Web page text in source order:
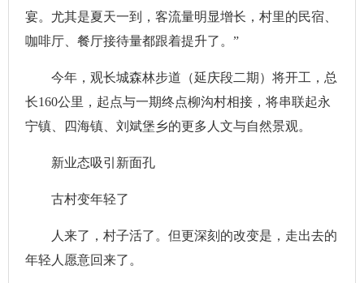
宴。尤其是夏天一到，客流量明显增长，村里的民宿、
咖啡厅、餐厅接待量都跟着提升了。”
今年，观长城森林步道（延庆段二期）将开工，总
长160公里，起点与一期终点柳沟村相接，将串联起永
宁镇、四海镇、刘斌堡乡的更多人文与自然景观。
新业态吸引新面孔
古村变年轻了
人来了，村子活了。但更深刻的改变是，走出去的
年轻人愿意回来了。